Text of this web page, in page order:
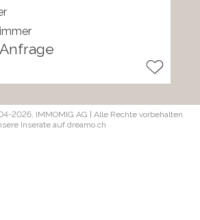
2026, IMMOMIG AG | Alle Rechte vorbehalten
Inserate auf dreamo.ch